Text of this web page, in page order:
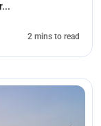
2 mins to read